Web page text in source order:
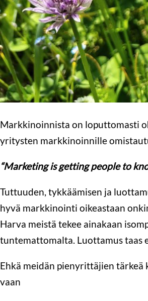
Markkinoinnista on loputtomasti
yritysten markkinoinnille
“Marketing is getting people to
Tuttuuden, tykkäämisen ja
hyvä markkinointi oikeastaan
Harva meistä tekee ainakaan
tuntemattomalta. Luottamus taas
Ehkä meidän pienyrittäjien tärkeä
vaan